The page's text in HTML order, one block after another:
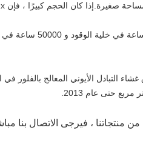
بنسبة 40 ٪ من سوق غشاء التبادل الأيوني
منتجاتنا ، فيرجى الاتصال بنا